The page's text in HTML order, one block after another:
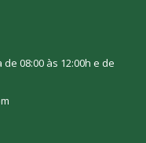
08:00 às 12:00h e de